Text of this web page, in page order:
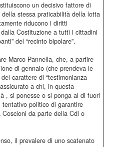
un decisivo fattore di
stessa praticabilità della lotta
riducono i diritti
Costituzione a tutti i cittadini
del “recinto bipolare”.
Marco Pannella, che, a partire
di gennaio (che prendeva le
carattere di “testimonianza
a chi, in questa
, si ponesse o si ponga al di fuori
tentativo politico di garantire
Coscioni da parte della Cdl o
il prevalere di uno scatenato